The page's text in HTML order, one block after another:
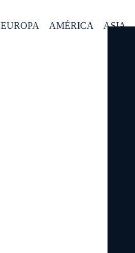
EUROPA AMÉRICA ASIA